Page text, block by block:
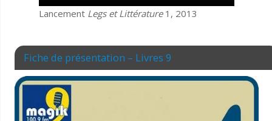
Lancement Legs et Littérature1, 2013
Fiche de présentation – Livres 9